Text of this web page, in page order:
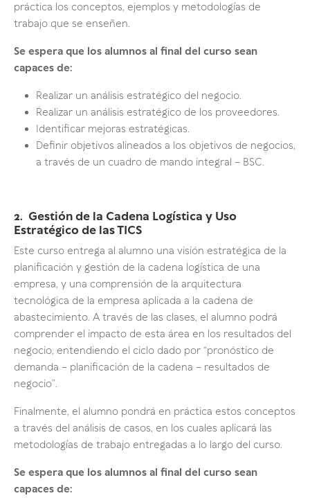
práctica los conceptos, ejemplos y metodologías de
trabajo que se enseñen.
Se espera que los alumnos al final del curso sean
capaces de:
Realizar un análisis estratégico del negocio.
Realizar un análisis estratégico de los proveedores.
Identificar mejoras estratégicas.
Definir objetivos alineados a los objetivos de negocios,
a través de un cuadro de mando integral – BSC.
2. Gestión de la Cadena Logística y Uso
Estratégico de las TICS
Este curso entrega al alumno una visión estratégica de la
planificación y gestión de la cadena logística de una
empresa, y una comprensión de la arquitectura
tecnológica de la empresa aplicada a la cadena de
abastecimiento. A través de las clases, el alumno podrá
comprender el impacto de esta área en los resultados del
negocio, entendiendo el ciclo dado por “pronóstico de
demanda – planificación de la cadena – resultados de
negocio”.
Finalmente, el alumno pondrá en práctica estos conceptos
a través del análisis de casos, en los cuales aplicará las
metodologías de trabajo entregadas a lo largo del curso.
Se espera que los alumnos al final del curso sean
capaces de: